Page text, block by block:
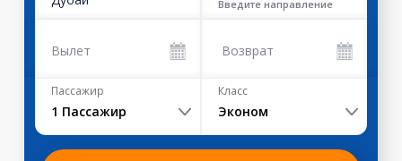
Введите направление
Вылет Возврат
Пассажир
1 Пассажир
Класс
Эконом